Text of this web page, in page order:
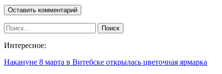
Интересное:
Накануне 8 марта в Витебске открылась цветочная ярмарка